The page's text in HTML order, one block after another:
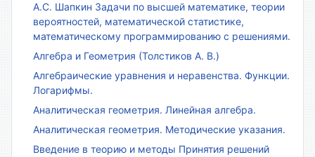
А.С. Шапкин Задачи по высшей математике, теории
вероятностей, математической статистике,
математическому программированию с решениями.
Алгебра и Геометрия (Толстиков А. В.)
Алгебраические уравнения и неравенства. Функции.
Логарифмы.
Аналитическая геометрия. Линейная алгебра.
Аналитическая геометрия. Методические указания.
Введение в теорию и методы Принятия решений